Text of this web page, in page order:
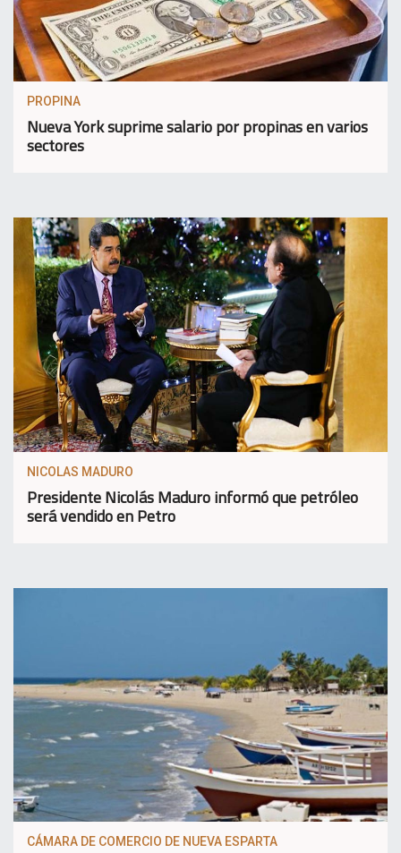
PROPINA
Nueva York suprime salario por propinas en varios
sectores
NICOLAS MADURO
Presidente Nicolás Maduro informó que petróleo
será vendido en Petro
CÁMARA DE COMERCIO DE NUEVA ESPARTA